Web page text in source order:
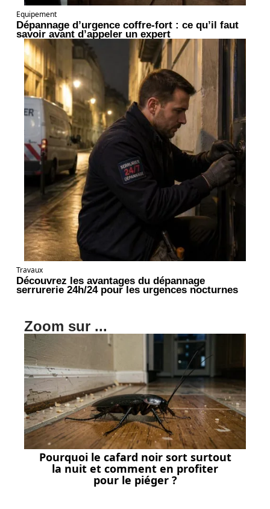
Equipement
Dépannage d’urgence coffre-fort : ce qu’il faut
savoir avant d’appeler un expert
Travaux
Découvrez les avantages du dépannage
serrurerie 24h/24 pour les urgences nocturnes
Zoom sur ...
Pourquoi le cafard noir sort surtout
la nuit et comment en profiter
pour le piéger ?